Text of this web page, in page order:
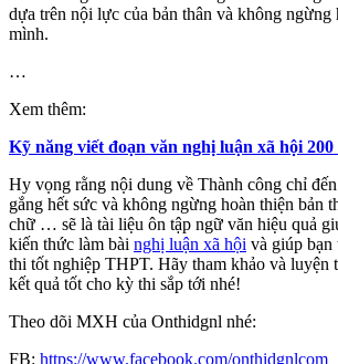
dựa trên nội lực của bản thân và không ngừng
mình.
…
Xem thêm:
Kỹ năng viết đoạn văn nghị luận xã hội
Hy vọng rằng nội dung về Thành công chỉ
gắng hết sức và không ngừng hoàn thiện bản
chữ … sẽ là tài liệu ôn tập ngữ văn hiệu quả
kiến thức làm bài nghị luận xã hội và giúp
thi tốt nghiệp THPT. Hãy tham khảo và luyện
kết quả tốt cho kỳ thi sắp tới nhé!
Theo dõi MXH của Onthidgnl nhé:
FB: https://www.facebook.com/onthidgnlcom